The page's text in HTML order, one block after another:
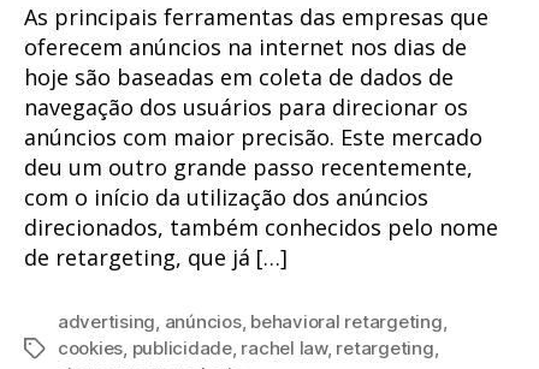
As principais ferramentas das empresas que
oferecem anúncios na internet nos dias de
hoje são baseadas em coleta de dados de
navegação dos usuários para direcionar os
anúncios com maior precisão. Este mercado
deu um outro grande passo recentemente,
com o início da utilização dos anúncios
direcionados, também conhecidos pelo nome
de retargeting, que já […]
Tags
advertising, anúncios, behavioral retargeting,
cookies, publicidade, rachel law, retargeting,